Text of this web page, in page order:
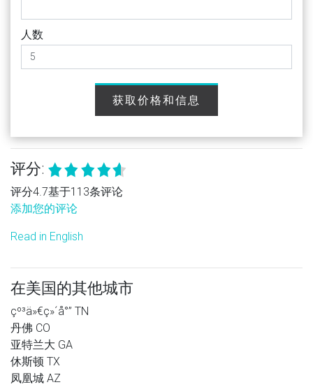
人数
获取价格和信息
评分:
评分4.7基于113条评论
添加您的评论
Read in English
在美国的其他城市
çº³ä»€ç»´å°” TN
丹佛 CO
亚特兰大 GA
休斯顿 TX
凤凰城 AZ